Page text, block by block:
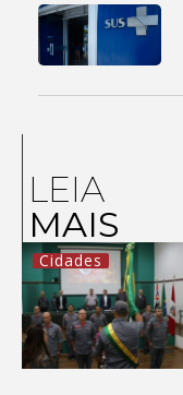
LEIA
MAIS
Cidades